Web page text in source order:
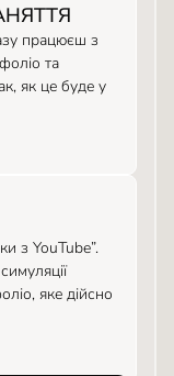
працюєш з
та
як це буде у
з YouTube”.
яке дійсно